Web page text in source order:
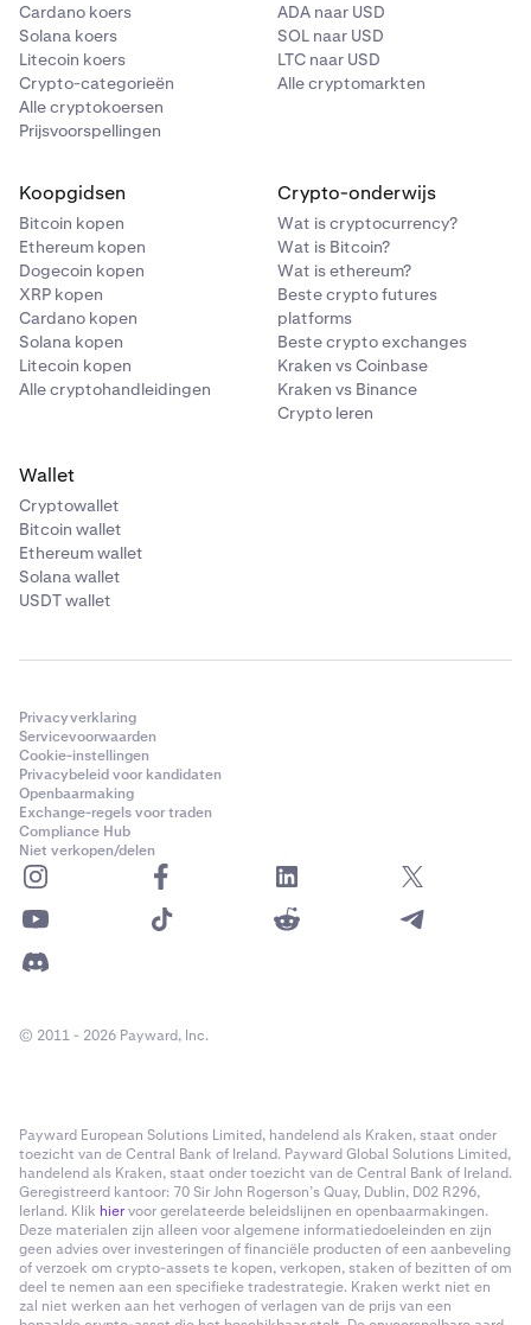
Cardano koers
Solana koers
Litecoin koers
Crypto-categorieën
Alle cryptokoersen
Prijsvoorspellingen
ADA naar USD
SOL naar USD
LTC naar USD
Alle cryptomarkten
Koopgidsen
Bitcoin kopen
Ethereum kopen
Dogecoin kopen
XRP kopen
Cardano kopen
Solana kopen
Litecoin kopen
Alle cryptohandleidingen
Crypto-onderwijs
Wat is cryptocurrency?
Wat is Bitcoin?
Wat is ethereum?
Beste crypto futures
platforms
Beste crypto exchanges
Kraken vs Coinbase
Kraken vs Binance
Crypto leren
Wallet
Cryptowallet
Bitcoin wallet
Ethereum wallet
Solana wallet
USDT wallet
Privacyverklaring
Servicevoorwaarden
Cookie-instellingen
Privacybeleid voor kandidaten
Openbaarmaking
Exchange-regels voor traden
Compliance Hub
Niet verkopen/delen
© 2011 - 2026 Payward, Inc.
Payward European Solutions Limited, handelend als Kraken, staat onder
toezicht van de Central Bank of Ireland. Payward Global Solutions Limited,
handelend als Kraken, staat onder toezicht van de Central Bank of Ireland.
Geregistreerd kantoor: 70 Sir John Rogerson’s Quay, Dublin, D02 R296,
Ierland. Klik hiervoor gerelateerde beleidslijnen en openbaarmakingen.
Deze materialen zijn alleen voor algemene informatiedoeleinden en zijn
geen advies over investeringen of financiële producten of een aanbeveling
of verzoek om crypto-assets te kopen, verkopen, staken of bezitten of om
deel te nemen aan een specifieke tradestrategie. Kraken werkt niet en
zal niet werken aan het verhogen of verlagen van de prijs van een